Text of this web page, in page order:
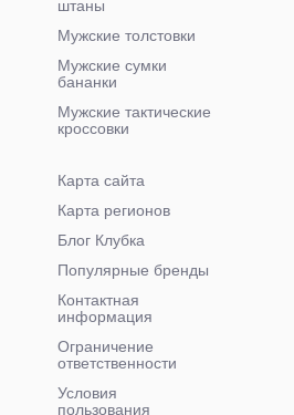
штаны
Мужские толстовки
Мужские сумки
бананки
Мужские тактические
кроссовки
Карта сайта
Карта регионов
Блог Клубка
Популярные бренды
Контактная
информация
Ограничение
ответственности
Условия
пользования